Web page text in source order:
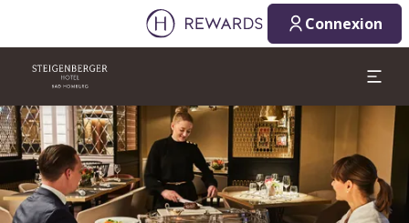
Connexion
Diapositive 1 de 1